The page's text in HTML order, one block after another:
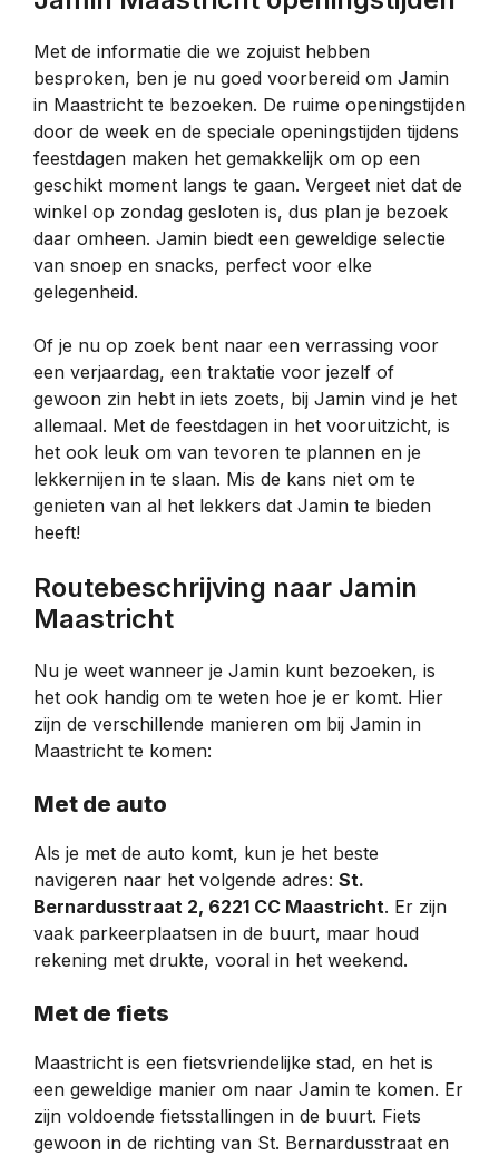
Met de informatie die we zojuist hebben
besproken, ben je nu goed voorbereid om Jamin
in Maastricht te bezoeken. De ruime openingstijden
door de week en de speciale openingstijden tijdens
feestdagen maken het gemakkelijk om op een
geschikt moment langs te gaan. Vergeet niet dat de
winkel op zondag gesloten is, dus plan je bezoek
daar omheen. Jamin biedt een geweldige selectie
van snoep en snacks, perfect voor elke
gelegenheid.
Of je nu op zoek bent naar een verrassing voor
een verjaardag, een traktatie voor jezelf of
gewoon zin hebt in iets zoets, bij Jamin vind je het
allemaal. Met de feestdagen in het vooruitzicht, is
het ook leuk om van tevoren te plannen en je
lekkernijen in te slaan. Mis de kans niet om te
genieten van al het lekkers dat Jamin te bieden
heeft!
Routebeschrijving naar Jamin
Maastricht
Nu je weet wanneer je Jamin kunt bezoeken, is
het ook handig om te weten hoe je er komt. Hier
zijn de verschillende manieren om bij Jamin in
Maastricht te komen:
Met de auto
Als je met de auto komt, kun je het beste
navigeren naar het volgende adres: St.
Bernardusstraat 2, 6221 CC Maastricht. Er zijn
vaak parkeerplaatsen in de buurt, maar houd
rekening met drukte, vooral in het weekend.
Met de fiets
Maastricht is een fietsvriendelijke stad, en het is
een geweldige manier om naar Jamin te komen. Er
zijn voldoende fietsstallingen in de buurt. Fiets
gewoon in de richting van St. Bernardusstraat en